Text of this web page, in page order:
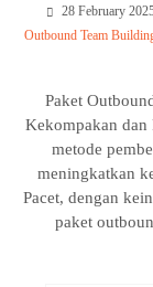
28 February
Outbound Team
Paket
Kekompakan dan
metode
meningkatkan
Pacet, dengan
paket